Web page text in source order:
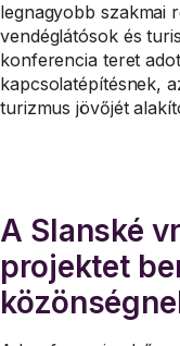
legnagyobb szakmai
vendéglátósok és
konferencia teret
kapcsolatépítésnek,
turizmus jövőjét
A Slanské
projektet